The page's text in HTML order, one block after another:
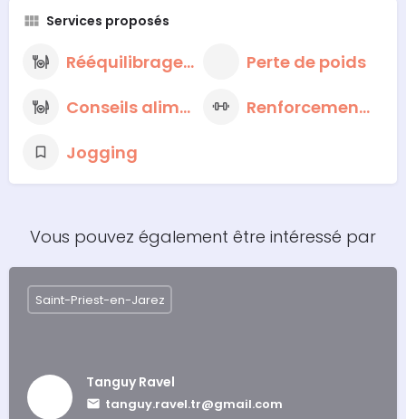
Services proposés
Rééquilibrage alimentaire
Perte de poids
Conseils alimentaires nutritionnels
Renforcement musculaire
Jogging
Vous pouvez également être intéressé par
Tanguy Ravel
tanguy.ravel.tr@gmail.com
Saint-Priest-en-Jarez